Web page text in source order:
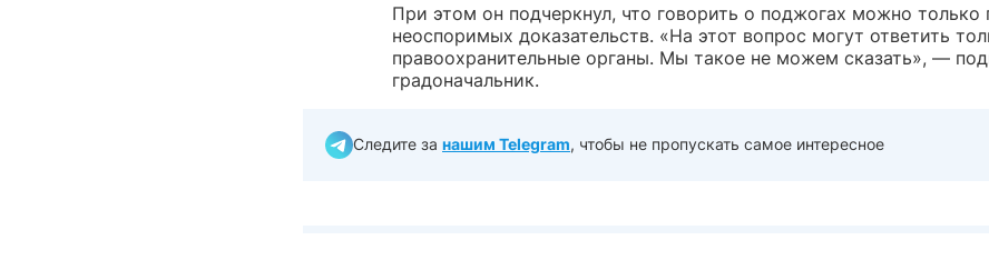
При этом он подчеркнул, что говорить о поджогах можно только
неоспоримых доказательств. «На этот вопрос могут ответить
правоохранительные органы. Мы такое не можем сказать», —
градоначальник.
Следите за нашим Telegram, чтобы не пропускать самое интересное